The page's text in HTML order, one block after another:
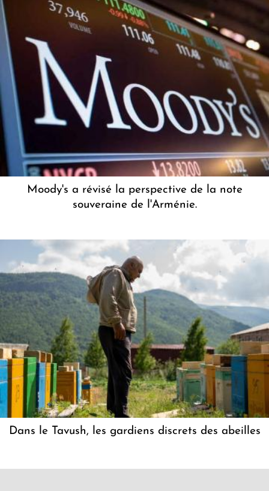
Moody's a révisé la perspective de la note
souveraine de l'Arménie.
Dans le Tavush, les gardiens discrets des abeilles